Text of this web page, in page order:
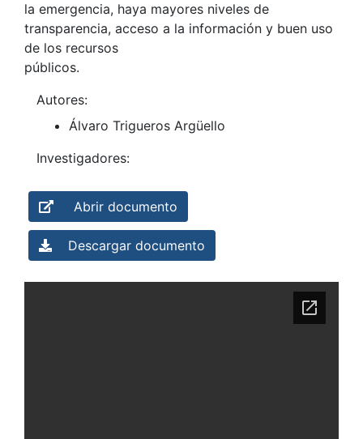
la emergencia, haya mayores niveles de
transparencia, acceso a la información y buen uso
de los recursos
públicos.
Autores:
Álvaro Trigueros Argüello
Investigadores:
Abrir documento
Descargar documento